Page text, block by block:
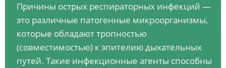
Причины острых респираторных инфекций —
это различные патогенные микроорганизмы,
которые обладают тропностью
(совместимостью) к эпителию дыхательных
путей. Такие инфекционные агенты способны